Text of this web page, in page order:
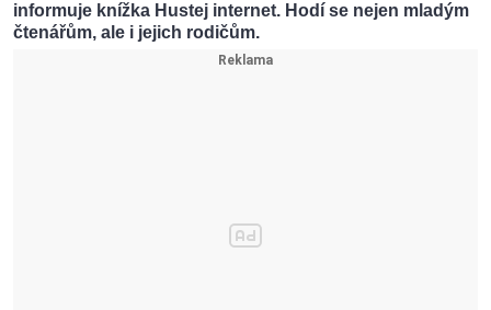
informuje knížka Hustej internet. Hodí se nejen mladým
čtenářům, ale i jejich rodičům.